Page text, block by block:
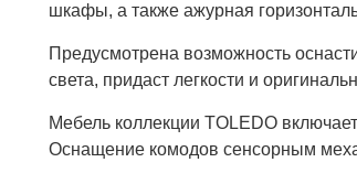
шкафы, а также ажурная
Предусмотрена возможность
света, придаст легкости и
Мебель коллекции TOLEDO
Оснащение комодов сенсорным